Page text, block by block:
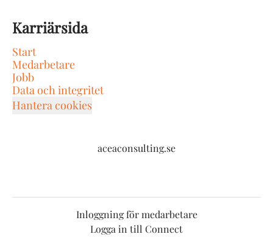
Karriärsida
Start
Medarbetare
Jobb
Data och integritet
Hantera cookies
aceaconsulting.se
Inloggning för medarbetare
Logga in till Connect